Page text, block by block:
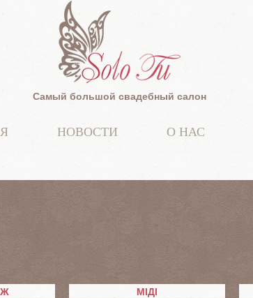
НОВОСТИ О НАС
Самый большой свадебный салон
МІДІ